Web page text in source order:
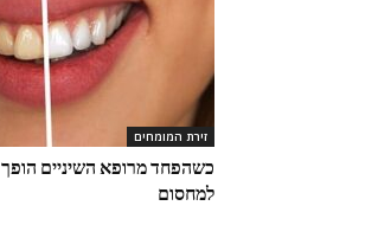
זירת המומחים
כשהפחד מרופא השיניים הופך
למחסום